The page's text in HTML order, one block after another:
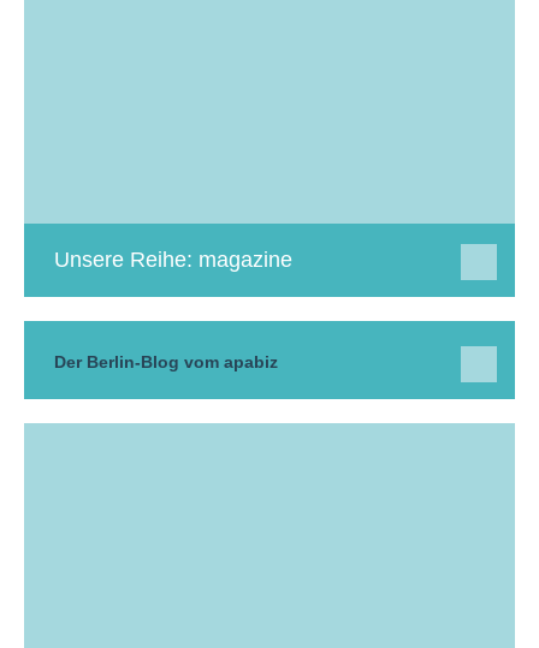
Unsere Reihe: magazine
Der Berlin-Blog vom apabiz